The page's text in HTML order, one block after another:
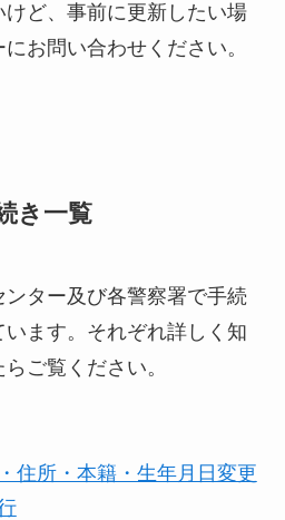
ど、事前に更新したい場
お問い合わせください。
き一覧
ター及び各警察署で手続
ます。それぞれ詳しく知
ご覧ください。
住所・本籍・生年月日変更